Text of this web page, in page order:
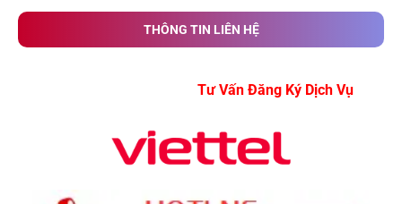
THÔNG TIN LIÊN HỆ
Tư Vấn Đăng Ký Dịch